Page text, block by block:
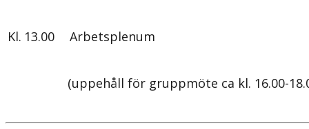
Kl. 13.00 Arbetsplenum
(uppehåll för gruppmöte ca kl. 16.00-